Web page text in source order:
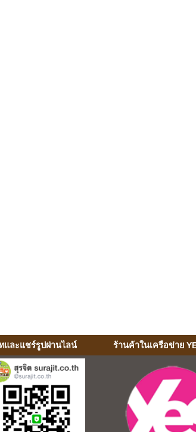
และแชร์รูปผ่านไลน์ ร้านค้าในเครือข่าย